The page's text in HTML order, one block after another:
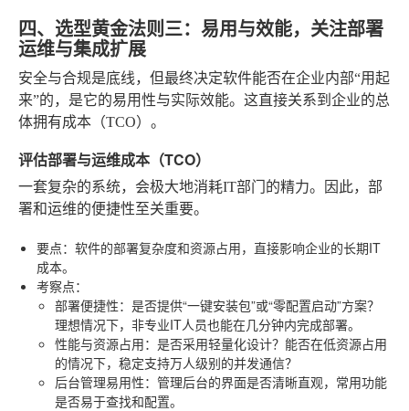
四、选型黄金法则三：易用与效能，关注部署
运维与集成扩展
安全与合规是底线，但最终决定软件能否在企业内部“用起
来”的，是它的易用性与实际效能。这直接关系到企业的总
体拥有成本（TCO）。
评估部署与运维成本（TCO）
一套复杂的系统，会极大地消耗IT部门的精力。因此，部
署和运维的便捷性至关重要。
要点：软件的部署复杂度和资源占用，直接影响企业的长期IT
成本。
考察点：
部署便捷性：是否提供“一键安装包”或“零配置启动”方案？
理想情况下，非专业IT人员也能在几分钟内完成部署。
性能与资源占用：是否采用轻量化设计？能否在低资源占用
的情况下，稳定支持万人级别的并发通信？
后台管理易用性：管理后台的界面是否清晰直观，常用功能
是否易于查找和配置。